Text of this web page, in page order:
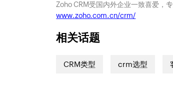
Zoho CRM受国内外企业一致喜爱，
www.zoho.com.cn/crm/
相关话题
CRM类型 crm选型